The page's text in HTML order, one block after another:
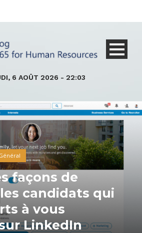
6 AOÛT 2026 - 22:03
façons de
candidats qui
à vous
LinkedIn